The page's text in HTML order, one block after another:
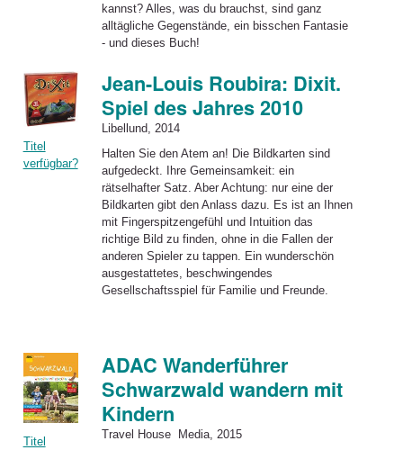
kannst? Alles, was du brauchst, sind ganz
alltägliche Gegenstände, ein bisschen Fantasie
- und dieses Buch!
Titel
verfügbar?
Jean-Louis Roubira: Dixit.
Spiel des Jahres 2010
Libellund, 2014
Halten Sie den Atem an! Die Bildkarten sind
aufgedeckt. Ihre Gemeinsamkeit: ein
rätselhafter Satz. Aber Achtung: nur eine der
Bildkarten gibt den Anlass dazu. Es ist an Ihnen
mit Fingerspitzengefühl und Intuition das
richtige Bild zu finden, ohne in die Fallen der
anderen Spieler zu tappen. Ein wunderschön
ausgestattetes, beschwingendes
Gesellschaftsspiel für Familie und Freunde.
Titel
ADAC Wanderführer
Schwarzwald wandern mit
Kindern
Travel House Media, 2015